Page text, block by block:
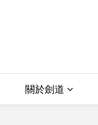
關於劍道